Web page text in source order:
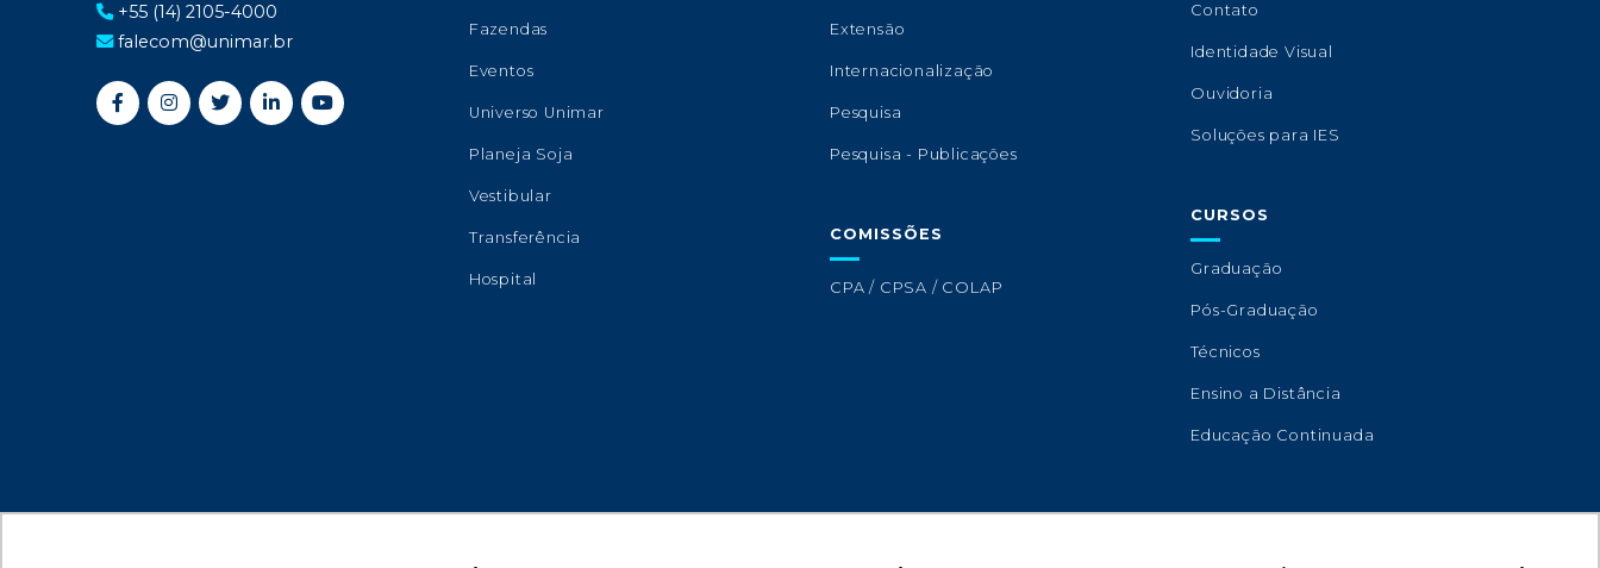
+55 (14) 2105-4000
falecom@unimar.br
Fazendas
Eventos
Universo Unimar
Planeja Soja
Vestibular
Transferência
Hospital
Extensão
Internacionalização
Pesquisa
Pesquisa - Publicações
COMISSÕES
CPA / CPSA / COLAP
Contato
Identidade Visual
Ouvidoria
Soluções para IES
CURSOS
Graduação
Pós-Graduação
Técnicos
Ensino a Distância
Educação Continuada